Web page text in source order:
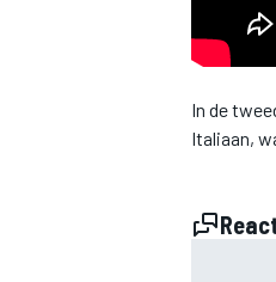
INDYCAR
In de
Italiaan,